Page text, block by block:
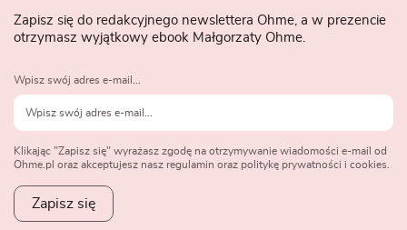
Zapisz się do redakcyjnego newslettera Ohme, a w prezencie
otrzymasz wyjątkowy ebook Małgorzaty Ohme.
Wpisz swój adres e-mail...
Klikając "Zapisz się" wyrażasz zgodę na otrzymywanie wiadomości e-mail od
Ohme.pl oraz akceptujesz nasz regulamin oraz politykę prywatności i cookies.
Zapisz się